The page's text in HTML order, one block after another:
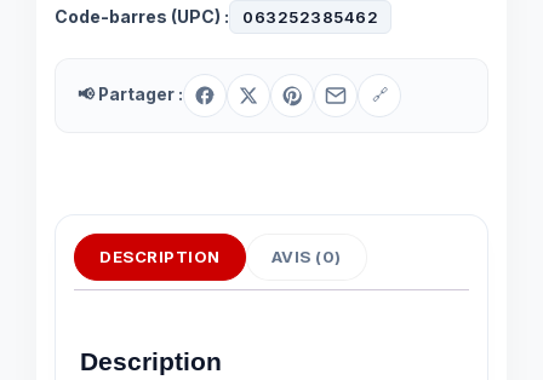
Code-barres (UPC) : 063252385462
📢 Partager : 🔗
DESCRIPTION AVIS (0)
Description